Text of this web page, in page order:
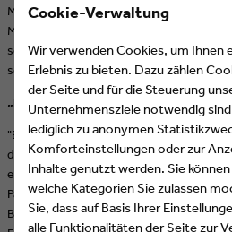
Mais ist seit August 2020 als Head of
Media SE tätig und genießt in der
seine herausragenden Beiträge und
seine Wahl in den Vorstand sagt Mais:
„Ich bin begeistert und freue mich
"Ben" Kermeck ist seit letztem Jahr
durch seinen Tatendrang und seine
erhält so weitere Unterstützung durch
Partner bei BDA Creative bringt Ben
Bereich Marketing und Brand Design
Cookie-Verwaltung
Wir verwenden Cookies, um Ihnen
Erlebnis zu bieten. Dazu zählen
der Seite und für die Steuerung
Unternehmensziele notwendig
lediglich zu anonymen
Komforteinstellungen oder zur
Inhalte genutzt werden. Sie
welche Kategorien Sie zulassen
Sie, dass auf Basis Ihrer
alle Funktionalitäten der Seite zur